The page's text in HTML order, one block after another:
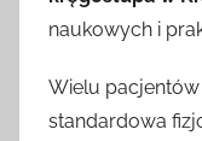
naukowych i
Wielu
standardowa